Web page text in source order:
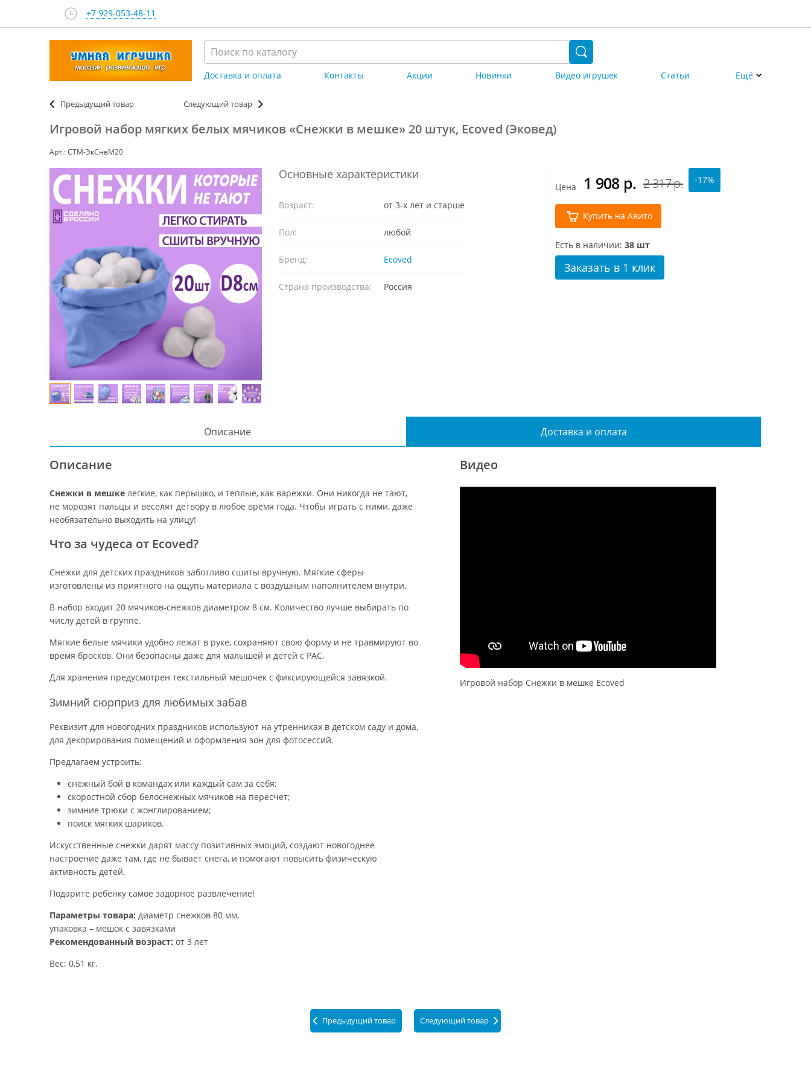
+7 929-053-48-11
Доставка и оплата Контакты Акции Новинки Видео игрушек Статьи Ещё
Предыдущий товар Следующий товар
Арт.: СТМ-ЭкСнвМ20
Игровой набор мягких белых мячиков «Снежки в мешке» 20 штук, Ecoved (Эковед)
Основные характеристики
Возраст: от 3-х лет и старше
Пол: любой
Бренд: Ecoved
Страна производства: Россия
Цена 2 317 р.
1 908 р. -17%
Купить на Авито
Есть в наличии: 38 шт
Заказать в 1 клик
Описание
Видео
Игровой набор Снежки в мешке Ecoved
Описание
Снежки в мешке легкие, как перышко, и теплые, как варежки. Они никогда не тают,
не морозят пальцы и веселят детвору в любое время года. Чтобы играть с ними, даже
необязательно выходить на улицу!
Что за чудеса от Ecoved?
Снежки для детских праздников заботливо сшиты вручную. Мягкие сферы
изготовлены из приятного на ощупь материала с воздушным наполнителем внутри.
В набор входит 20 мячиков-снежков диаметром 8 см. Количество лучше выбирать по
числу детей в группе.
Мягкие белые мячики удобно лежат в руке, сохраняют свою форму и не травмируют во
время бросков. Они безопасны даже для малышей и детей с РАС.
Для хранения предусмотрен текстильный мешочек с фиксирующейся завязкой.
Зимний сюрприз для любимых забав
Реквизит для новогодних праздников используют на утренниках в детском саду и дома,
для декорирования помещений и оформления зон для фотосессий.
Предлагаем устроить:
снежный бой в командах или каждый сам за себя;
скоростной сбор белоснежных мячиков на пересчет;
зимние трюки с жонглированием;
поиск мягких шариков.
Искусственные снежки дарят массу позитивных эмоций, создают новогоднее
настроение даже там, где не бывает снега, и помогают повысить физическую
активность детей.
Подарите ребенку самое задорное развлечение!
Параметры товара: диаметр снежков 80 мм,
упаковка – мешок с завязками
Рекомендованный возраст: от 3 лет
Вес: 0,51 кг.
Доставка и оплата
Предыдущий товар Следующий товар